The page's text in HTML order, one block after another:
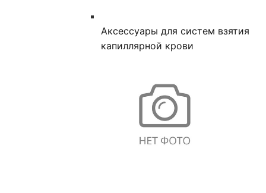
Аксессуары для систем взятия
капиллярной крови